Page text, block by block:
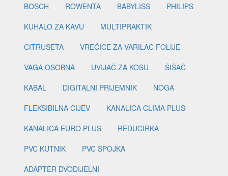
BOSCH
ROWENTA BABYLISS
PHILIPS
KUHALO ZA KAVU
MULTIPRAKTIK
CITRUSETA
VREĆICE ZA VARILAC FOLIJE
VAGA OSOBNA
UVIJAČ ZA KOSU
ŠIŠAČ
KABAL
DIGITALNI PRIJEMNIK
NOGA
FLEKSIBILNA CIJEV
KANALICA CLIMA PLUS
KANALICA EURO PLUS
REDUCIRKA
PVC KUTNIK
PVC SPOJKA
ADAPTER DVODIJELNI